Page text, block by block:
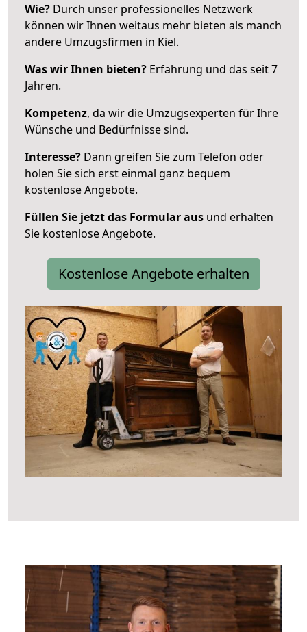
Wie? Durch unser professionelles Netzwerk
können wir Ihnen weitaus mehr bieten als manch
andere Umzugsfirmen in Kiel.
Was wir Ihnen bieten? Erfahrung und das seit 7
Jahren.
Kompetenz, da wir die Umzugsexperten für Ihre
Wünsche und Bedürfnisse sind.
Interesse? Dann greifen Sie zum Telefon oder
holen Sie sich erst einmal ganz bequem
kostenlose Angebote.
Füllen Sie jetzt das Formular aus und erhalten
Sie kostenlose Angebote.
Kostenlose Angebote erhalten